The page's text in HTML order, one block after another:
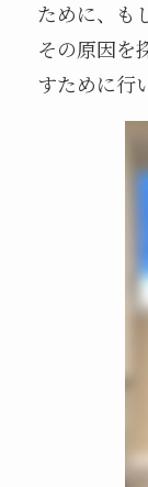
ために、も
その原因を
すために行